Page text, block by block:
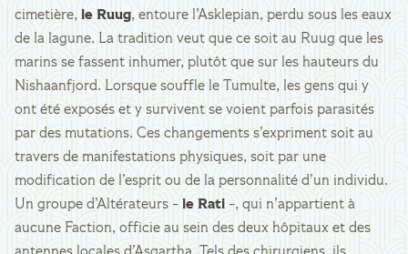
cimetière, le Ruug, entoure l’Asklepian, perdu sous les eaux
de la lagune. La tradition veut que ce soit au Ruug que les
marins se fassent inhumer, plutôt que sur les hauteurs du
Nishaanfjord. Lorsque souffle le Tumulte, les gens qui y
ont été exposés et y survivent se voient parfois parasités
par des mutations. Ces changements s’expriment soit au
travers de manifestations physiques, soit par une
modification de l’esprit ou de la personnalité d’un individu.
Un groupe d’Altérateurs -le Rati -, qui n’appartient à
aucune Faction, officie au sein des deux hôpitaux et des